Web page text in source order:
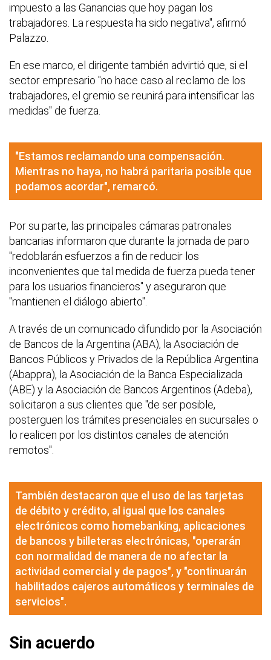
impuesto a las Ganancias que hoy pagan los
trabajadores. La respuesta ha sido negativa", afirmó
Palazzo.
En ese marco, el dirigente también advirtió que, si el
sector empresario "no hace caso al reclamo de los
trabajadores, el gremio se reunirá para intensificar las
medidas" de fuerza.
"Estamos reclamando una compensación.
Mientras no haya, no habrá paritaria posible que
podamos acordar", remarcó.
Por su parte, las principales cámaras patronales
bancarias informaron que durante la jornada de paro
"redoblarán esfuerzos a fin de reducir los
inconvenientes que tal medida de fuerza pueda tener
para los usuarios financieros" y aseguraron que
"mantienen el diálogo abierto".
A través de un comunicado difundido por la Asociación
de Bancos de la Argentina (ABA), la Asociación de
Bancos Públicos y Privados de la República Argentina
(Abappra), la Asociación de la Banca Especializada
(ABE) y la Asociación de Bancos Argentinos (Adeba),
solicitaron a sus clientes que "de ser posible,
posterguen los trámites presenciales en sucursales o
lo realicen por los distintos canales de atención
remotos".
También destacaron que el uso de las tarjetas
de débito y crédito, al igual que los canales
electrónicos como homebanking, aplicaciones
de bancos y billeteras electrónicas, "operarán
con normalidad de manera de no afectar la
actividad comercial y de pagos", y "continuarán
habilitados cajeros automáticos y terminales de
servicios".
Sin acuerdo